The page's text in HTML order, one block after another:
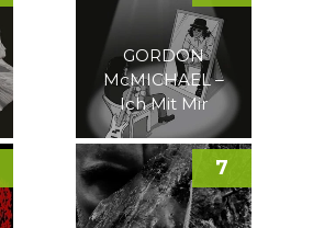
GORDON
McMICHAEL –
Ich Mit Mir
7